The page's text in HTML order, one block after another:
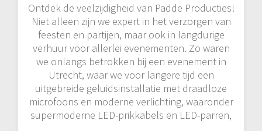
Ontdek de veelzijdigheid van Padde Producties!
Niet alleen zijn we expert in het verzorgen van
feesten en partijen, maar ook in langdurige
verhuur voor allerlei evenementen. Zo waren
we onlangs betrokken bij een evenement in
Utrecht, waar we voor langere tijd een
uitgebreide geluidsinstallatie met draadloze
microfoons en moderne verlichting, waaronder
supermoderne LED-prikkabels en LED-parren,